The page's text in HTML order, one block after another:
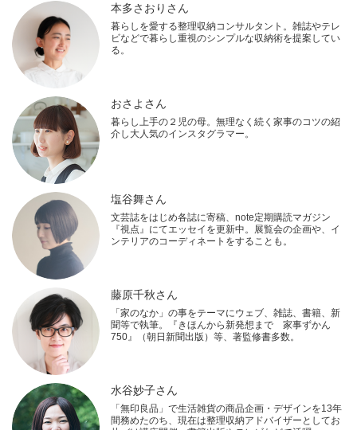
本多さおりさん
暮らしを愛する整理収納コンサルタント。雑誌やテレ
ビなどで暮らし重視のシンプルな収納術を提案してい
る。
おさよさん
暮らし上手の２児の母。無理なく続く家事のコツの紹
介し大人気のインスタグラマー。
塩谷舞さん
文芸誌をはじめ各誌に寄稿、note定期購読マガジン
『視点』にてエッセイを更新中。展覧会の企画や、イ
ンテリアのコーディネートをすることも。
藤原千秋さん
「家のなか」の事をテーマにウェブ、雑誌、書籍、新
聞等で執筆。『きほんから新発想まで 家事ずかん
750』（朝日新聞出版）等、著監修書多数。
水谷妙子さん
「無印良品」で生活雑貨の商品企画・デザインを13年
間務めたのち、現在は整理収納アドバイザーとしてお